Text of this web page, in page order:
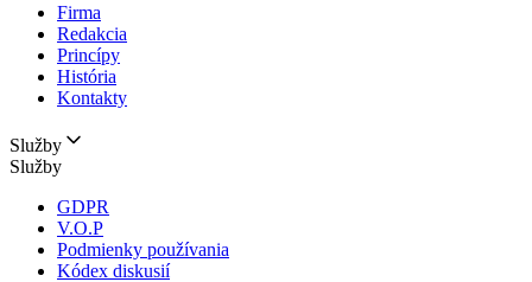
Firma
Redakcia
Princípy
História
Kontakty
Služby
Služby
GDPR
V.O.P
Podmienky používania
Kódex diskusií